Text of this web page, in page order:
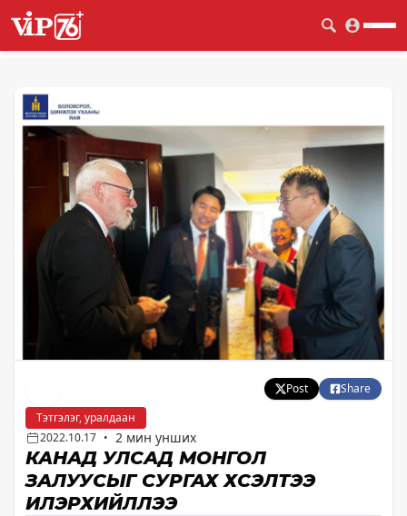
Post
Share
Тэтгэлэг, уралдаан
2022.10.17 • 2 мин унших
КАНАД УЛСАД МОНГОЛ
ЗАЛУУСЫГ СУРГАХ ХҮСЭЛТЭЭ
ИЛЭРХИЙЛЛЭЭ